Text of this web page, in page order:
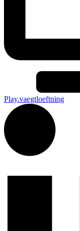
Play.vaegtloeftning